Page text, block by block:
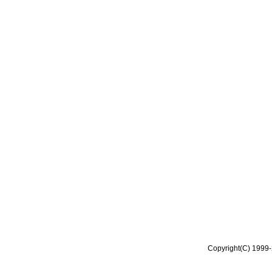
Copyright(C)